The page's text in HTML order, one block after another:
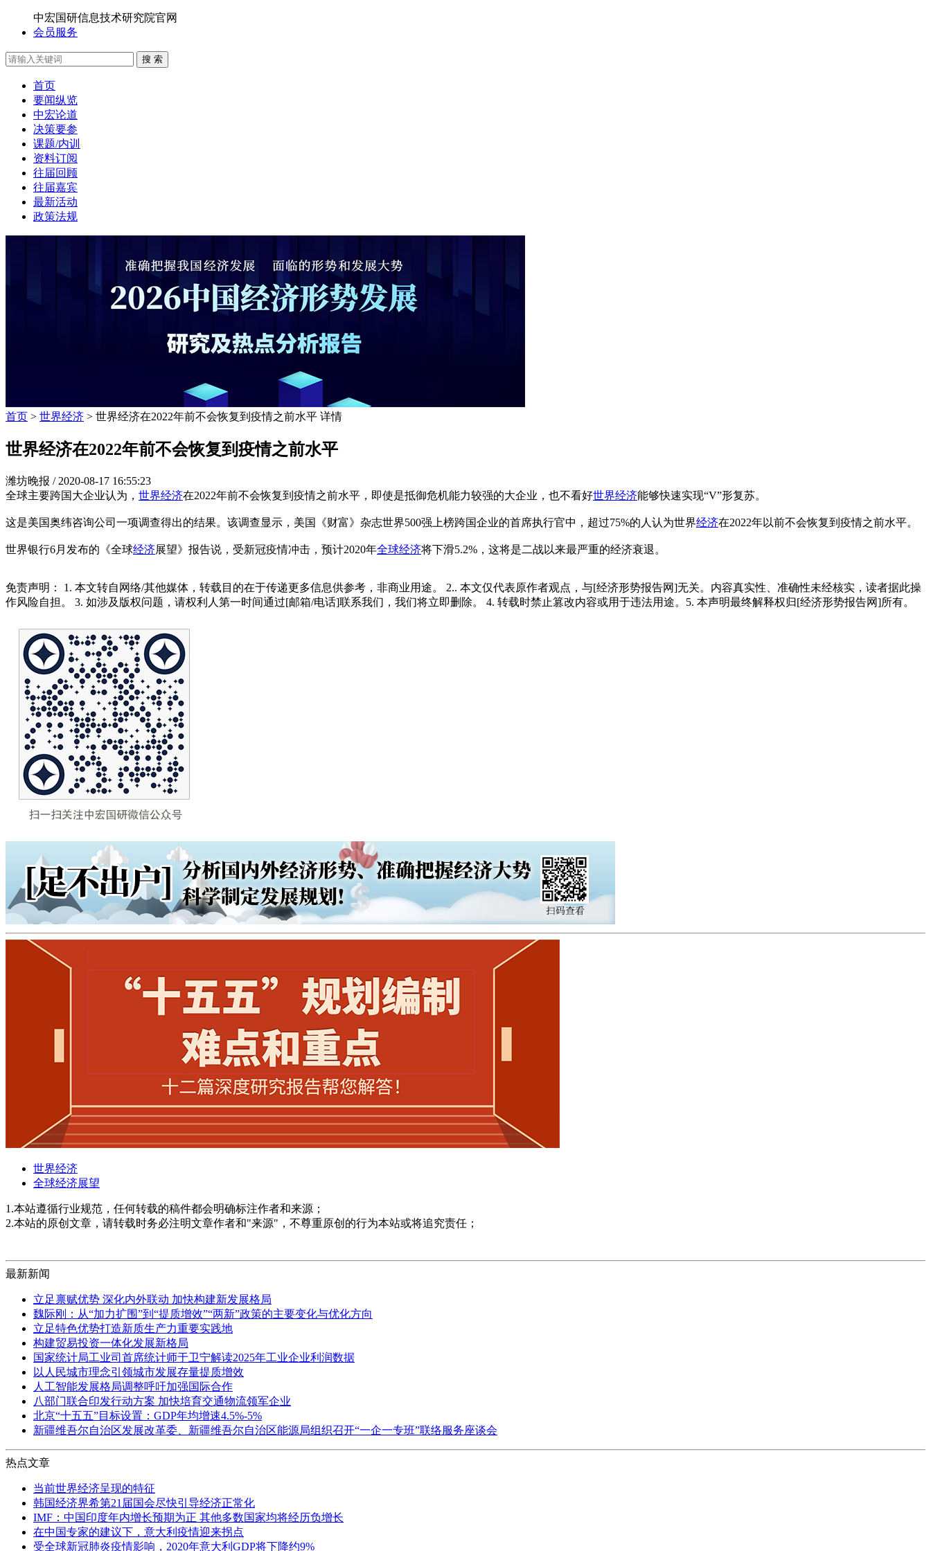
中宏国研信息技术研究院官网
会员服务
搜 索
首页
要闻纵览
中宏论道
决策要参
课题/内训
资料订阅
往届回顾
往届嘉宾
最新活动
政策法规
首页 > 世界经济 > 世界经济在2022年前不会恢复到疫情之前水平 详情
世界经济在2022年前不会恢复到疫情之前水平
潍坊晚报 / 2020-08-17 16:55:23
全球主要跨国大企业认为， 世界经济在2022年前不会恢复到疫情之前水平，即使是抵御危机能力较强的大企业，也不看好世界经济能够快速实现“V”形复苏。
这是美国奥纬咨询公司一项调查得出的结果。该调查显示，美国《财富》杂志世界500强上榜跨国企业的首席执行官中，超过75%的人认为世界经济在2022年以前不会恢复到疫情之前水平。
世界银行6月发布的《全球经济展望》报告说，受新冠疫情冲击，预计2020年全球经济将下滑5.2%，这将是二战以来最严重的经济衰退。
免责声明： 1. 本文转自网络/其他媒体，转载目的在于传递更多信息供参考，非商业用途。 2.. 本文仅代表原作者观点，与[经济形势报告网]无关。内容真实性、准确性未经核实，读者据此操
作风险自担。 3. 如涉及版权问题，请权利人第一时间通过[邮箱/电话]联系我们，我们将立即删除。 4. 转载时禁止篡改内容或用于违法用途。5. 本声明最终解释权归[经济形势报告网]所有。
世界经济
全球经济展望
1.本站遵循行业规范，任何转载的稿件都会明确标注作者和来源；
2.本站的原创文章，请转载时务必注明文章作者和"来源"，不尊重原创的行为本站或将追究责任；
最新新闻
立足禀赋优势 深化内外联动 加快构建新发展格局
魏际刚：从“加力扩围”到“提质增效”“两新”政策的主要变化与优化方向
立足特色优势打造新质生产力重要实践地
构建贸易投资一体化发展新格局
国家统计局工业司首席统计师于卫宁解读2025年工业企业利润数据
以人民城市理念引领城市发展存量提质增效
人工智能发展格局调整呼吁加强国际合作
八部门联合印发行动方案 加快培育交通物流领军企业
北京“十五五”目标设置：GDP年均增速4.5%-5%
新疆维吾尔自治区发展改革委、新疆维吾尔自治区能源局组织召开“一企一专班”联络服务座谈会
热点文章
当前世界经济呈现的特征
韩国经济界希第21届国会尽快引导经济正常化
IMF：中国印度年内增长预期为正 其他多数国家均将经历负增长
在中国专家的建议下，意大利疫情迎来拐点
受全球新冠肺炎疫情影响，2020年意大利GDP将下降约9%